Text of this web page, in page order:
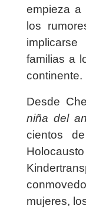
empieza a
los
familias a
continente.
Desde
niña del
cientos
mujeres,